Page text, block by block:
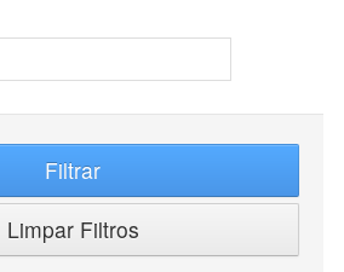
Filtrar
Limpar Filtros